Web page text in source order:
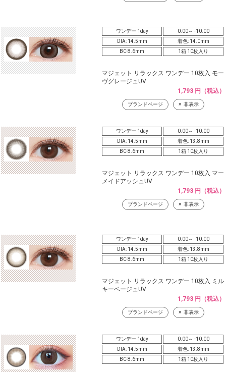
ワンデー 1day
0.00～ -10.00
DIA: 14.5mm
着色: 14.0mm
BC 8.6mm
1箱 10枚入り
マジェット リラックス ワンデー 10枚入 モー
ヴグレージュUV
1,793 円（税込）
ブランドページ 非表示
ワンデー 1day
0.00～ -10.00
DIA: 14.5mm
着色: 13.8mm
BC 8.6mm
1箱 10枚入り
マジェット リラックス ワンデー 10枚入 マー
メイドアッシュUV
1,793 円（税込）
ブランドページ 非表示
ワンデー 1day
0.00～ -10.00
DIA: 14.5mm
着色: 13.8mm
BC 8.6mm
1箱 10枚入り
マジェット リラックス ワンデー 10枚入 ミル
キーベージュUV
1,793 円（税込）
ブランドページ 非表示
ワンデー 1day
0.00～ -10.00
DIA: 14.5mm
着色: 13.8mm
BC 8.6mm
1箱 10枚入り